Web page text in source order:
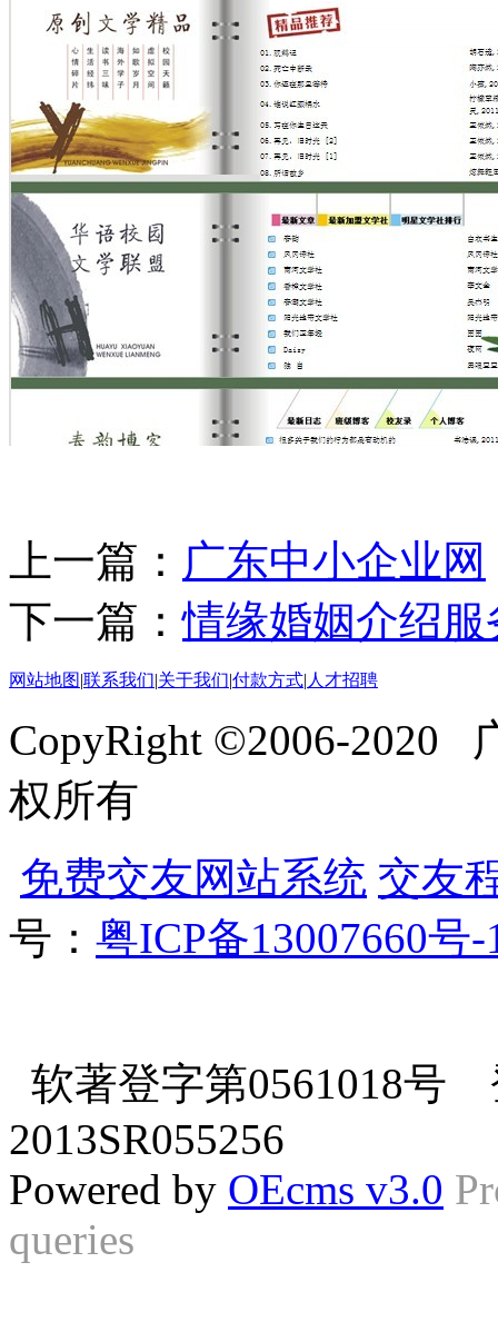
上一篇： 广东中小企业网
下一篇：情缘婚姻介绍服
网站地图|联系我们|关于我们|付款方式| 人才招聘
CopyRight ©2006-2020
权所有
免费交友网站系统 交友
号： 粤ICP备13007660号-
软著登字第0561018号
2013SR055256
Powered by OEcms v3.0
queries